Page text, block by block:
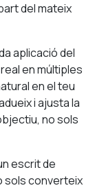
del mateix
aplicació del
en múltiples
en el teu
i ajusta la
no sols
escrit de
sols converteix